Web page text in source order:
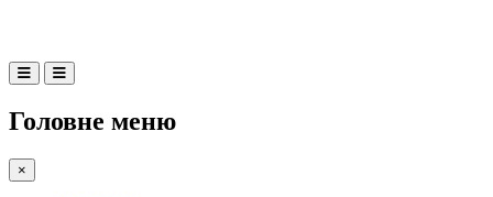
Головне меню
×